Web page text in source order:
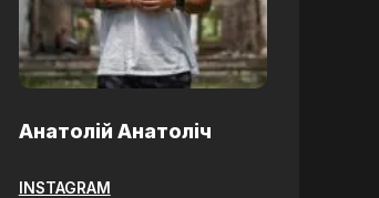
Анатолій Анатоліч
INSTAGRAM